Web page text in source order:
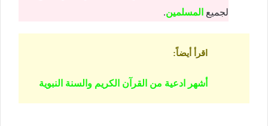
لجميع المسلمين.
اقرأ أيضاً:
أشهر ادعية من القرآن الكريم والسنة النبوية